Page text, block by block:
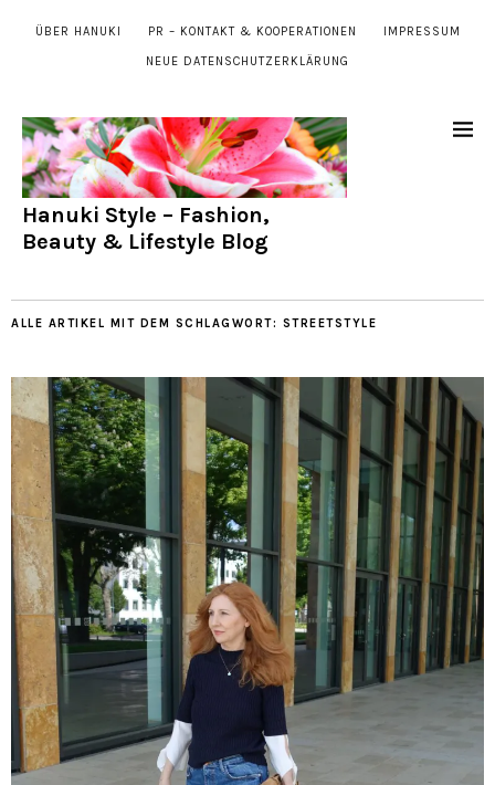
ÜBER HANUKI PR – KONTAKT & KOOPERATIONEN IMPRESSUM
NEUE DATENSCHUTZERKLÄRUNG
Hanuki Style – Fashion,
Beauty & Lifestyle Blog
ALLE ARTIKEL MIT DEM SCHLAGWORT: STREETSTYLE